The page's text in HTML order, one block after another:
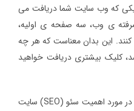
که وب سایت شما دریافت می
ی وب، سه صفحه ی اولیه،
این بدان معناست که هر چه
کلیک بیشتری دریافت خواهید
در بیان سومین نکته در مورد اهمیت سئو (SEO) سایت